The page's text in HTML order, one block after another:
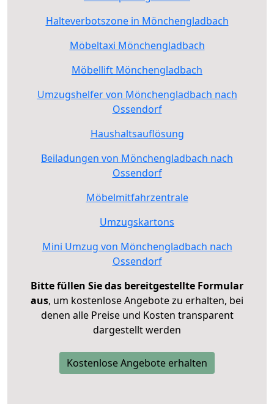
Halteverbotszone in Mönchengladbach
Möbeltaxi Mönchengladbach
Möbellift Mönchengladbach
Umzugshelfer von Mönchengladbach nach
Ossendorf
Haushaltsauflösung
Beiladungen von Mönchengladbach nach
Ossendorf
Möbelmitfahrzentrale
Umzugskartons
Mini Umzug von Mönchengladbach nach
Ossendorf
Bitte füllen Sie das bereitgestellte Formular
aus, um kostenlose Angebote zu erhalten, bei
denen alle Preise und Kosten transparent
dargestellt werden
Kostenlose Angebote erhalten